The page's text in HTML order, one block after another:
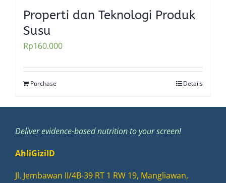
Properti dan Teknologi Produk
Susu
Rp160.000
Purchase Details
Deliver evidence-based nutrition to your screen!
AhliGiziID
Jl. Jembawan II/4B-39 RT 1 RW 19, Mangliawan,